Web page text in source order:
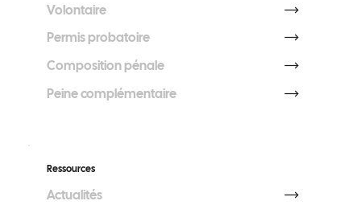
Ressources
Actualités
Volontaire
Permis probatoire
Composition pénale
Peine complémentaire